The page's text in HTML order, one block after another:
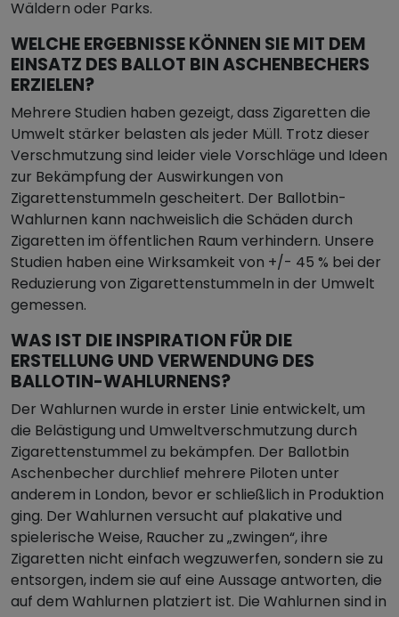
Wäldern oder Parks.
WELCHE ERGEBNISSE KÖNNEN SIE MIT DEM
EINSATZ DES BALLOT BIN ASCHENBECHERS
ERZIELEN?
Mehrere Studien haben gezeigt, dass Zigaretten die
Umwelt stärker belasten als jeder Müll. Trotz dieser
Verschmutzung sind leider viele Vorschläge und Ideen
zur Bekämpfung der Auswirkungen von
Zigarettenstummeln gescheitert. Der Ballotbin-
Wahlurnen kann nachweislich die Schäden durch
Zigaretten im öffentlichen Raum verhindern. Unsere
Studien haben eine Wirksamkeit von +/- 45 % bei der
Reduzierung von Zigarettenstummeln in der Umwelt
gemessen.
WAS IST DIE INSPIRATION FÜR DIE
ERSTELLUNG UND VERWENDUNG DES
BALLOTIN-WAHLURNENS?
Der Wahlurnen wurde in erster Linie entwickelt, um
die Belästigung und Umweltverschmutzung durch
Zigarettenstummel zu bekämpfen. Der Ballotbin
Aschenbecher durchlief mehrere Piloten unter
anderem in London, bevor er schließlich in Produktion
ging. Der Wahlurnen versucht auf plakative und
spielerische Weise, Raucher zu „zwingen“, ihre
Zigaretten nicht einfach wegzuwerfen, sondern sie zu
entsorgen, indem sie auf eine Aussage antworten, die
auf dem Wahlurnen platziert ist. Die Wahlurnen sind in